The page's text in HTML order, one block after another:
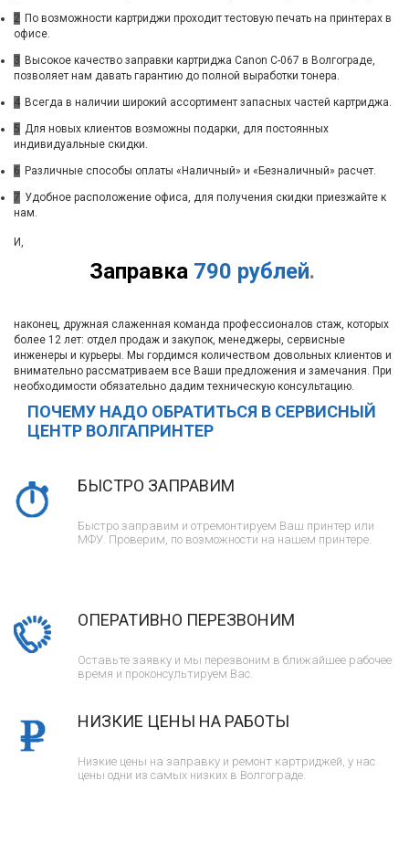
2 По возможности картриджи проходит тестовую печать на принтерах в
офисе.
3 Высокое качество заправки картриджа Canon C-067 в Волгограде,
позволяет нам давать гарантию до полной выработки тонера.
4 Всегда в наличии широкий ассортимент запасных частей картриджа.
5 Для новых клиентов возможны подарки, для постоянных
индивидуальные скидки.
6 Различные способы оплаты «Наличный» и «Безналичный» расчет.
7 Удобное расположение офиса, для получения скидки приезжайте к
нам.
Заправка 790 рублей.
И,
наконец, дружная слаженная команда профессионалов стаж, которых
более 12 лет: отдел продаж и закупок, менеджеры, сервисные
инженеры и курьеры. Мы гордимся количеством довольных клиентов и
внимательно рассматриваем все Ваши предложения и замечания. При
необходимости обязательно дадим техническую консультацию.
ПОЧЕМУ НАДО ОБРАТИТЬСЯ В СЕРВИСНЫЙ
ЦЕНТР ВОЛГАПРИНТЕР
БЫСТРО ЗАПРАВИМ
Быстро заправим и отремонтируем Ваш принтер или
МФУ. Проверим, по возможности на нашем принтере.
ОПЕРАТИВНО ПЕРЕЗВОНИМ
Оставьте заявку и мы перезвоним в ближайшее рабочее
время и проконсультируем Вас.
НИЗКИЕ ЦЕНЫ НА РАБОТЫ
Низкие цены на заправку и ремонт картриджей, у нас
цены одни из самых низких в Волгограде.